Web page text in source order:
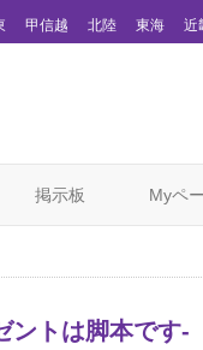
甲信越 北陸 東海 近
掲示板 Myペ
トは脚本です-